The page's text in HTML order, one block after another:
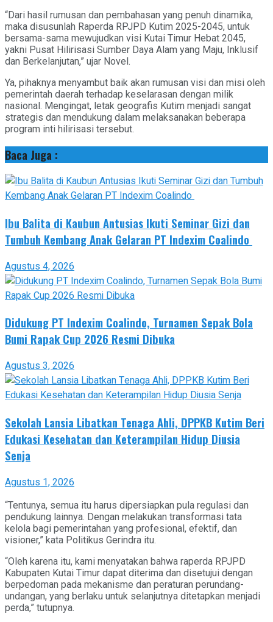
“Dari hasil rumusan dan pembahasan yang penuh dinamika,
maka disusunlah Raperda RPJPD Kutim 2025-2045, untuk
bersama-sama mewujudkan visi Kutai Timur Hebat 2045,
yakni Pusat Hilirisasi Sumber Daya Alam yang Maju, Inklusif
dan Berkelanjutan,” ujar Novel.
Ya, pihaknya menyambut baik akan rumusan visi dan misi oleh
pemerintah daerah terhadap keselarasan dengan milik
nasional. Mengingat, letak geografis Kutim menjadi sangat
strategis dan mendukung dalam melaksanakan beberapa
program inti hilirisasi tersebut.
Baca Juga :
Ibu Balita di Kaubun Antusias Ikuti Seminar Gizi dan
Tumbuh Kembang Anak Gelaran PT Indexim Coalindo
Agustus 4, 2026
Didukung PT Indexim Coalindo, Turnamen Sepak Bola
Bumi Rapak Cup 2026 Resmi Dibuka
Agustus 3, 2026
Sekolah Lansia Libatkan Tenaga Ahli, DPPKB Kutim Beri
Edukasi Kesehatan dan Keterampilan Hidup Diusia
Senja
Agustus 1, 2026
“Tentunya, semua itu harus dipersiapkan pula regulasi dan
pendukung lainnya. Dengan melakukan transformasi tata
kelola bagi pemerintahan yang profesional, efektif, dan
visioner,” kata Politikus Gerindra itu.
“Oleh karena itu, kami menyatakan bahwa raperda RPJPD
Kabupaten Kutai Timur dapat diterima dan disetujui dengan
berpedoman pada mekanisme dan peraturan perundang-
undangan, yang berlaku untuk selanjutnya ditetapkan menjadi
perda,” tutupnya.